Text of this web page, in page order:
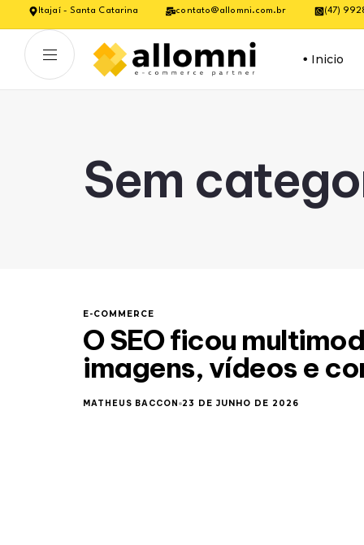
Itajaí - Santa Catarina contato@allomni.com.br (47)
Inicio
Sem
E-COMMERCE
O SEO ficou
imagens, vídeos e
MATHEUS BACCON 23 DE JUNHO DE 2026